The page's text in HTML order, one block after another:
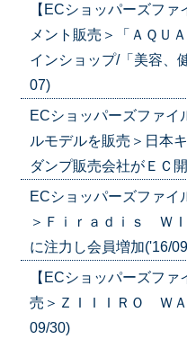
【ECショッパーズフ
メント販売＞「ＡＱＵ
インショップ/「美容、
07)
ECショッパーズファ
ルモデルを販売＞日本
ダンプ販売会社がＥＣ
ECショッパーズファ
＞Ｆｉｒａｄｉｓ Ｗ
に注力し会員増加('16/
【ECショッパーズフ
売＞ＺＩＩＩＲＯ Ｗ
09/30)